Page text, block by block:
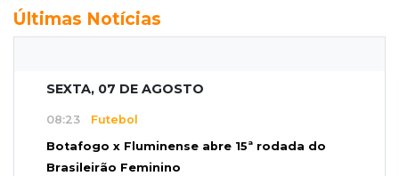
Últimas Notícias
SEXTA, 07 DE AGOSTO
08:23 Futebol
Botafogo x Fluminense abre 15ª rodada do
Brasileirão Feminino